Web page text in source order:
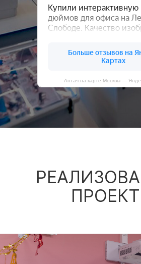
Антач на карте Москвы —